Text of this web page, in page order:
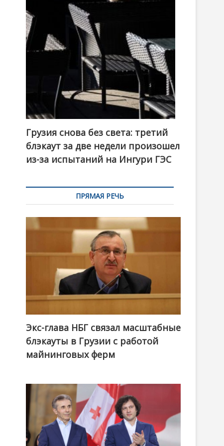
Грузия снова без света: третий
блэкаут за две недели произошел
из-за испытаний на Ингури ГЭС
ПРЯМАЯ РЕЧЬ
Экс-глава НБГ связал масштабные
блэкауты в Грузии с работой
майнинговых ферм